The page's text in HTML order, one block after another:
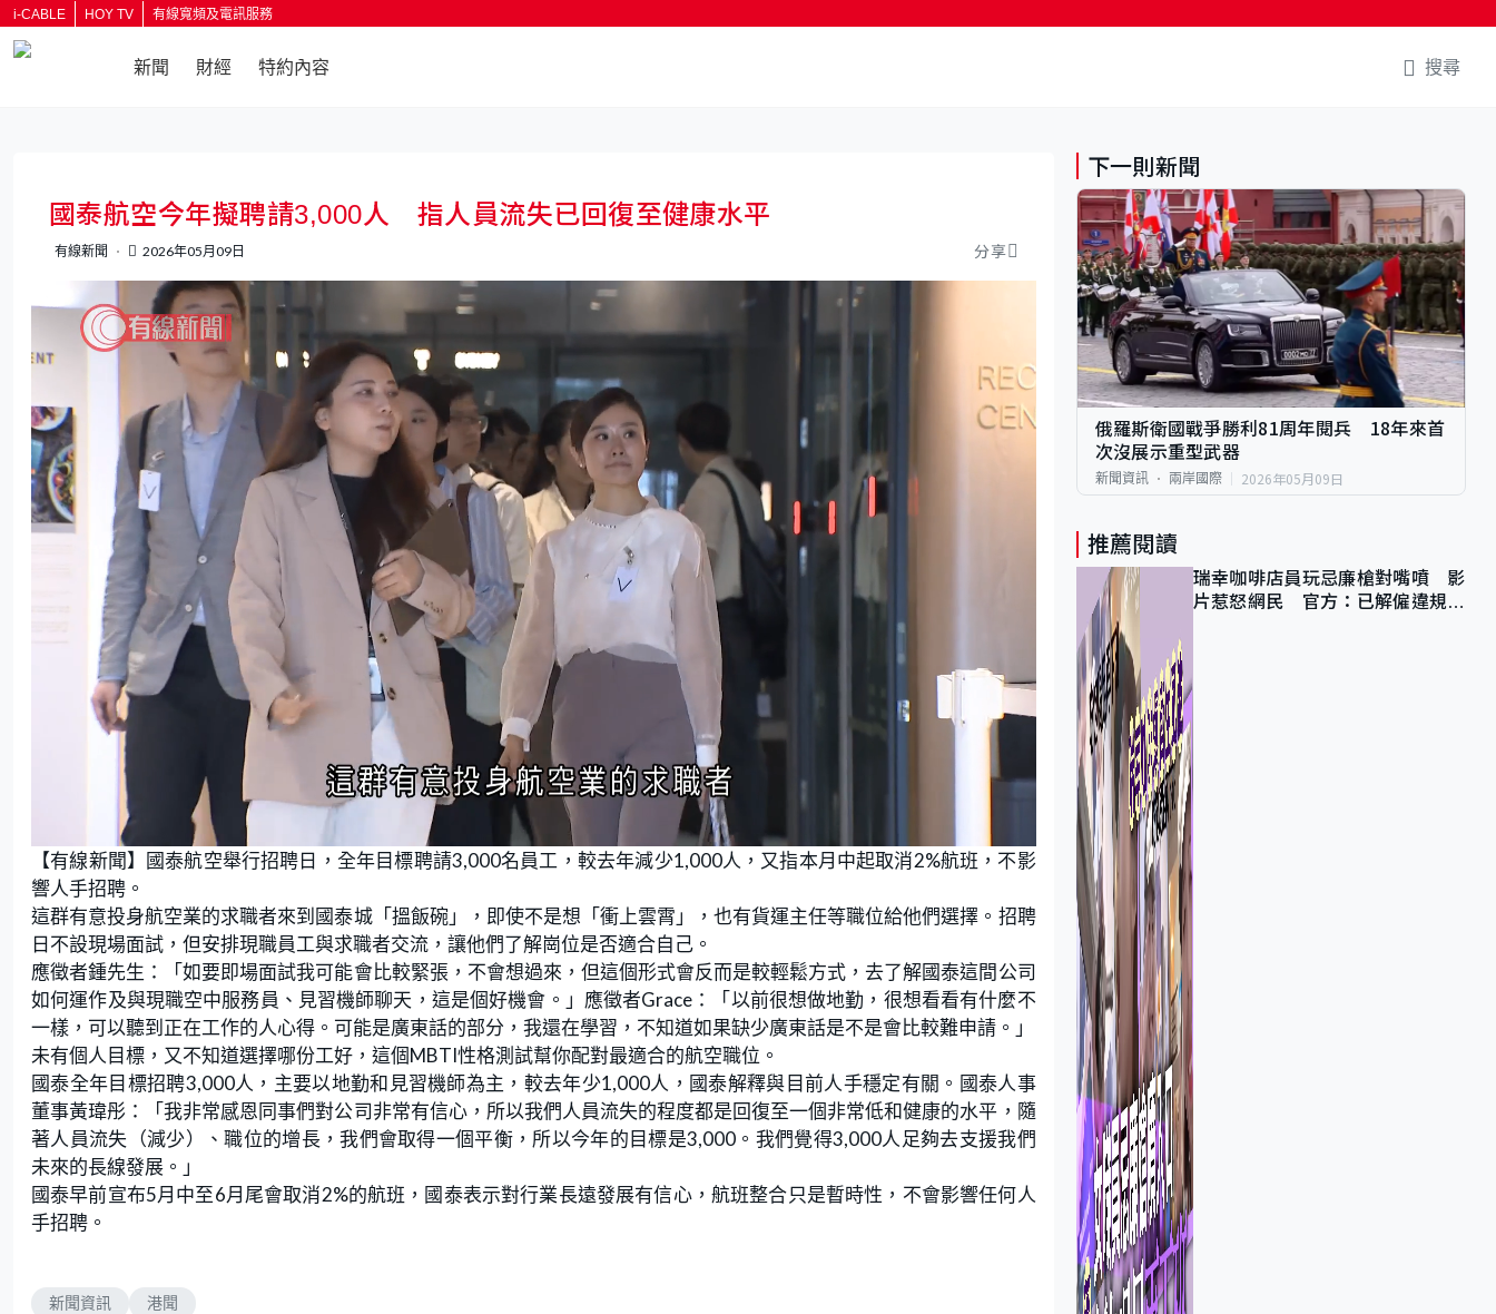
i-CABLE HOY TV 有線寬頻及電訊服務
新聞 財經 特約內容 搜尋
國泰航空今年擬聘請3,000人 指人員流失已回復至健康水平
有線新聞 2026年05月09日 分享
m
u
t
e
a
d
1
9
5
7
%
【有線新聞】國泰航空舉行招聘日，全年目標聘請3,000名員工，較去年減少1,000人，又指本月中起取消2%航班，不影
響人手招聘。
這群有意投身航空業的求職者來到國泰城「搵飯碗」，即使不是想「衝上雲霄」，也有貨運主任等職位給他們選擇。招聘
日不設現場面試，但安排現職員工與求職者交流，讓他們了解崗位是否適合自己。
應徵者鍾先生：「如要即場面試我可能會比較緊張，不會想過來，但這個形式會反而是較輕鬆方式，去了解國泰這間公司
如何運作及與現職空中服務員、見習機師聊天，這是個好機會。」應徵者Grace：「以前很想做地勤，很想看看有什麼不
一樣，可以聽到正在工作的人心得。可能是廣東話的部分，我還在學習，不知道如果缺少廣東話是不是會比較難申請。」
未有個人目標，又不知道選擇哪份工好，這個MBTI性格測試幫你配對最適合的航空職位。
國泰全年目標招聘3,000人，主要以地勤和見習機師為主，較去年少1,000人，國泰解釋與目前人手穩定有關。國泰人事
董事黃瑋彤：「我非常感恩同事們對公司非常有信心，所以我們人員流失的程度都是回復至一個非常低和健康的水平，隨
著人員流失（減少）、職位的增長，我們會取得一個平衡，所以今年的目標是3,000。我們覺得3,000人足夠去支援我們
未來的長線發展。」
國泰早前宣布5月中至6月尾會取消2%的航班，國泰表示對行業長遠發展有信心，航班整合只是暫時性，不會影響任何人
手招聘。
新聞資訊 港聞
下一則新聞
俄羅斯衛國戰爭勝利81周年閱兵 18年來首
次沒展示重型武器
新聞資訊 兩岸國際 2026年05月09日
推薦閱讀
瑞幸咖啡店員玩忌廉槍對嘴噴 影
片惹怒網民 官方：已解僱違規員